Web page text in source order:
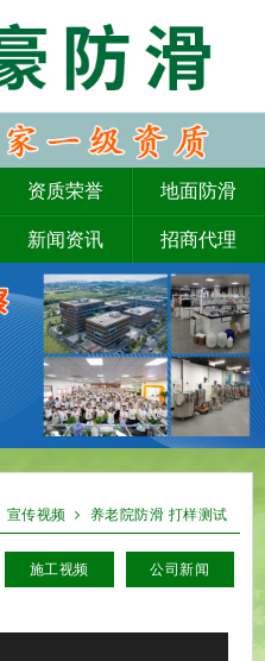
资质荣誉 地面防滑
新闻资讯 招商代理
宣传视频 养老院防滑 打样测试
施工视频 公司新闻